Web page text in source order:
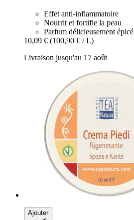
Effet anti-inflammatoire
Nourrit et fortifie la peau
Parfum délicieusement épicé
10,09 € (100,90 € / L)
Livraison jusqu'au 17 août
Ajouter